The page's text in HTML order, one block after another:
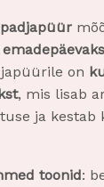
emadepäevaks
on
, mis lisab
ja kestab
toonid: